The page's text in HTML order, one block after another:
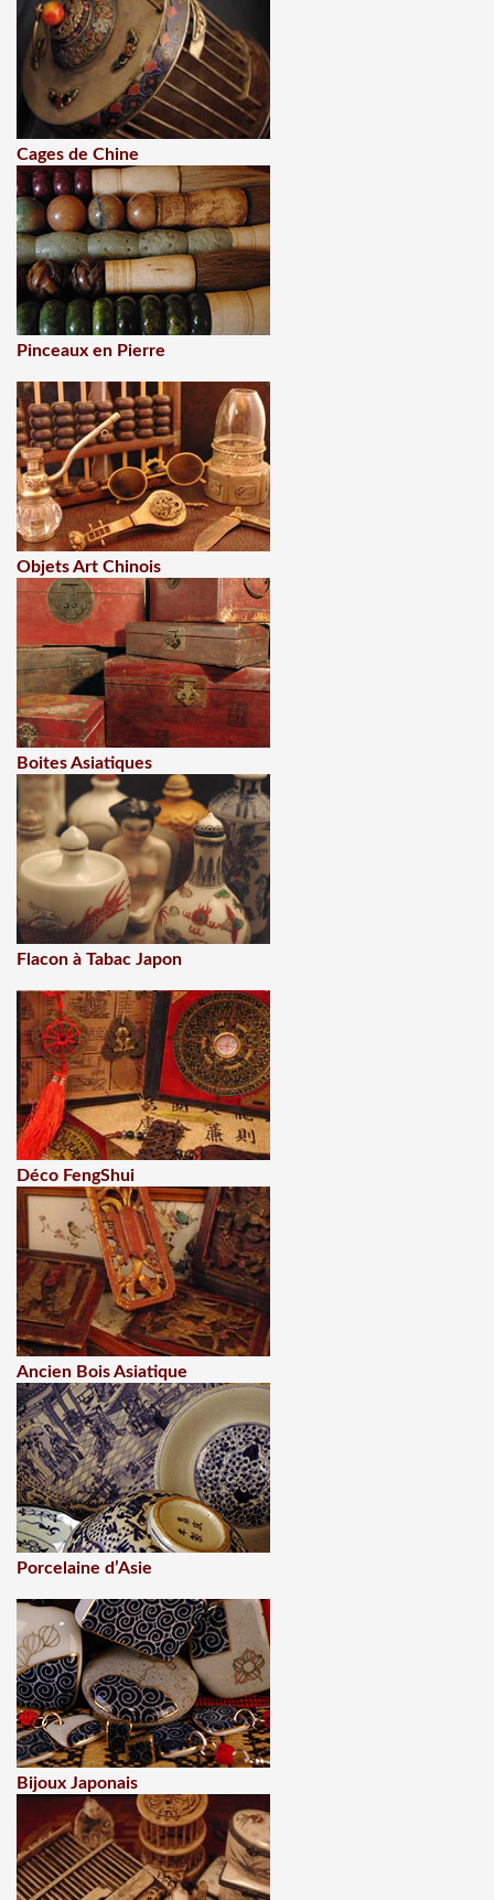
Cages de Chine
Pinceaux en Pierre
Objets Art Chinois
Boites Asiatiques
Flacon à Tabac Japon
Déco FengShui
Ancien Bois Asiatique
Porcelaine d’Asie
Bijoux Japonais